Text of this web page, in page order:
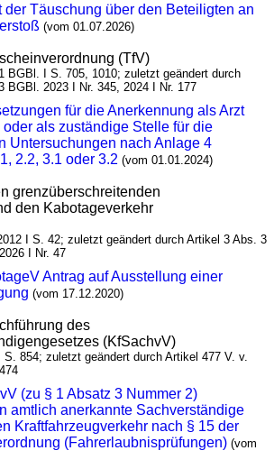
der Täuschung über den Beteiligten an
(vom 01.07.2026)
(TfV)
BGBl. I S. 705, 1010; zuletzt geändert durch
BGBl. 2023 I Nr. 345, 2024 I Nr. 177
für die Anerkennung als Arzt
als zuständige Stelle für die
Untersuchungen nach Anlage 4
2.2, 3.1 oder 3.2 (vom 01.01.2024)
grenzüberschreitenden
den Kabotageverkehr
I S. 42; zuletzt geändert durch Artikel 3 Abs. 3
I Nr. 47
Antrag auf Ausstellung einer
(vom 17.12.2020)
des
(KfSachvV)
854; zuletzt geändert durch Artikel 477 V. v.
(zu § 1 Absatz 3 Nummer 2)
amtlich anerkannte Sachverständige
Kraftfahrzeugverkehr nach § 15 der
(Fahrerlaubnisprüfungen) (vom